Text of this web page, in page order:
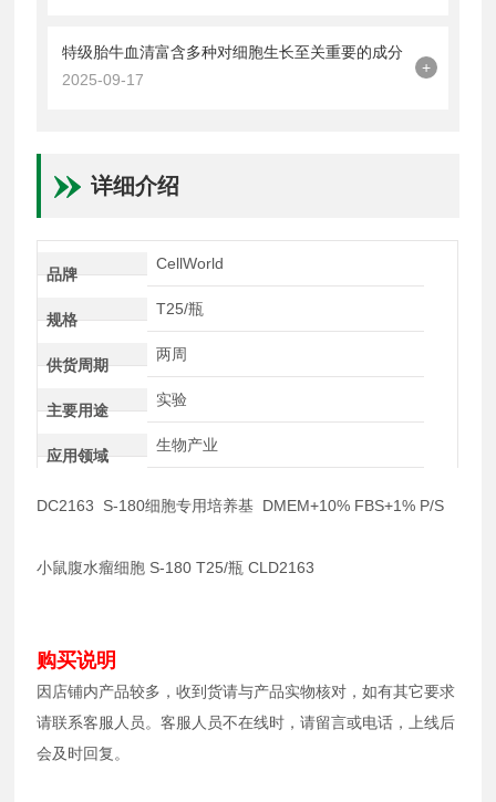
特级胎牛血清富含多种对细胞生长至关重要的成分
2025-09-17
+
详细介绍
品牌
CellWorld
规格
T25/瓶
供货周期
两周
主要用途
实验
应用领域
生物产业
DC2163 S-180细胞专用培养基 DMEM+10% FBS+1% P/S
小鼠腹水瘤细胞 S-180 T25/瓶 CLD2163
购买说明
因店铺内产品较多，收到货请与产品实物核对，如有其它要求
请联系客服人员。客服人员不在线时，请留言或电话，上线后
会及时回复。